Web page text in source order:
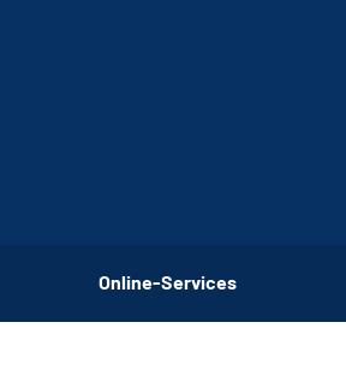
Online-Services